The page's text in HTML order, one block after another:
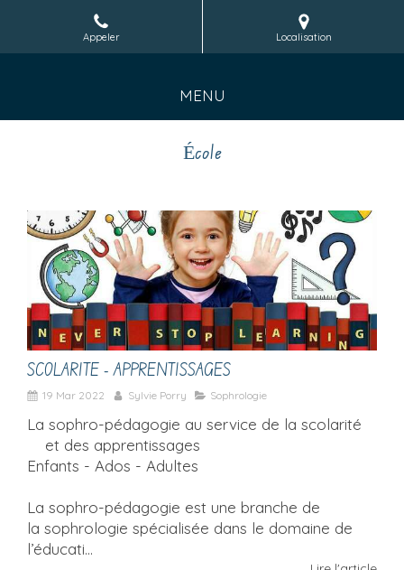
Appeler Localisation
MENU
École
SCOLARITE - APPRENTISSAGES
19 Mar 2022 Sylvie Porry Sophrologie
La sophro-pédagogie au service de la scolarité
et des apprentissages
Enfants - Ados - Adultes
La sophro-pédagogie est une branche de
la sophrologie spécialisée dans le domaine de
l’éducati...